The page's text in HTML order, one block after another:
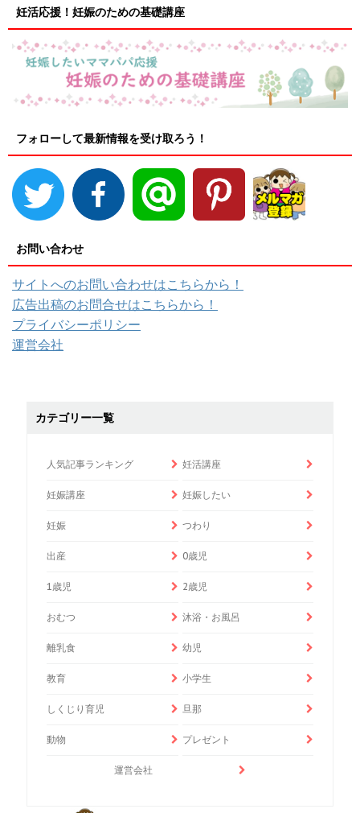
妊活応援！妊娠のための基礎講座
フォローして最新情報を受け取ろう！
お問い合わせ
サイトへのお問い合わせはこちらから！
広告出稿のお問合せはこちらから！
プライバシーポリシー
運営会社
カテゴリー一覧
人気記事ランキング 妊活講座
妊娠講座 妊娠したい
妊娠 つわり
出産 0歳児
1歳児 2歳児
おむつ 沐浴・お風呂
離乳食 幼児
教育 小学生
しくじり育児 旦那
動物 プレゼント
運営会社